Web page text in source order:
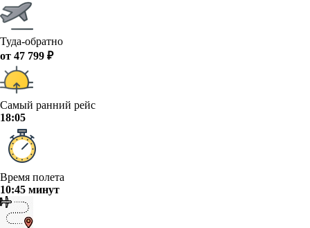
Туда-обратно
от 47 799 ₽
Самый ранний рейс
18:05
Время полета
10:45 минут